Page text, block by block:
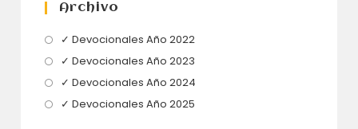
Archivo
✓ Devocionales Año 2022Se
✓ Devocionales Año 2023
abre
✓ Devocionales Año 2024
✓ Devocionales Año 2025